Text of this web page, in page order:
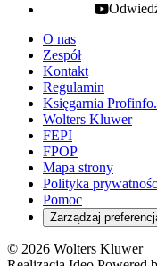
youtube -
O nas
Zespół
Kontakt
Regulamin
Księgarnia
Wolters Kluwer
FEPI
FPOP
Mapa strony
Polityka
Pomoc
Zarządzaj
© 2026 Wolters Kluwer